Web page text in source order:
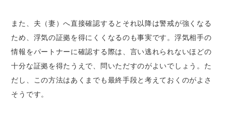
また、夫（妻）へ直接確認するとそれ以降は警戒が強くなる
ため、浮気の証拠を得にくくなるのも事実です。浮気相手の
情報をパートナーに確認する際は、言い逃れられないほどの
十分な証拠を得たうえで、問いただすのがよいでしょう。た
だし、この方法はあくまでも最終手段と考えておくのがよさ
そうです。